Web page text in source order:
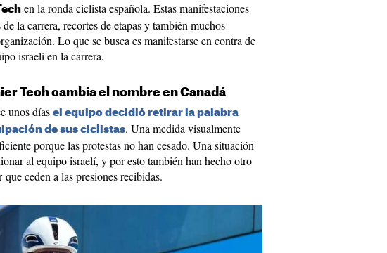
en la ronda ciclista española. Estas manifestaciones
la carrera, recortes de etapas y también muchos
Lo que se busca es manifestarse en contra de
israelí en la carrera.
Tech cambia el nombre en Canadá
unos días el equipo decidió retirar la palabra
de sus ciclistas. Una medida visualmente
porque las protestas no han cesado. Una situación
al equipo israelí, y por esto también han hecho otro
ceden a las presiones recibidas.